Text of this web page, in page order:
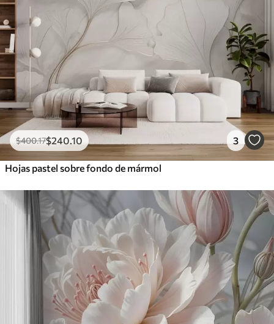
$400.17$240 .10 3
Hojas pastel sobre fondo de mármol